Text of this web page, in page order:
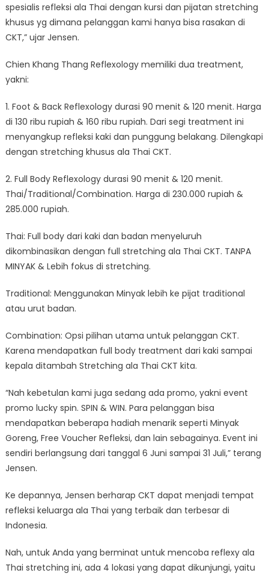
spesialis refleksi ala Thai dengan kursi dan pijatan stretching
khusus yg dimana pelanggan kami hanya bisa rasakan di
CKT,” ujar Jensen.
Chien Khang Thang Reflexology memiliki dua treatment,
yakni:
1. Foot & Back Reflexology durasi 90 menit & 120 menit. Harga
di 130 ribu rupiah & 160 ribu rupiah. Dari segi treatment ini
menyangkup refleksi kaki dan punggung belakang. Dilengkapi
dengan stretching khusus ala Thai CKT.
2. Full Body Reflexology durasi 90 menit & 120 menit.
Thai/Traditional/Combination. Harga di 230.000 rupiah &
285.000 rupiah.
Thai: Full body dari kaki dan badan menyeluruh
dikombinasikan dengan full stretching ala Thai CKT. TANPA
MINYAK & Lebih fokus di stretching.
Traditional: Menggunakan Minyak lebih ke pijat traditional
atau urut badan.
Combination: Opsi pilihan utama untuk pelanggan CKT.
Karena mendapatkan full body treatment dari kaki sampai
kepala ditambah Stretching ala Thai CKT kita.
“Nah kebetulan kami juga sedang ada promo, yakni event
promo lucky spin. SPIN & WIN. Para pelanggan bisa
mendapatkan beberapa hadiah menarik seperti Minyak
Goreng, Free Voucher Refleksi, dan lain sebagainya. Event ini
sendiri berlangsung dari tanggal 6 Juni sampai 31 Juli,” terang
Jensen.
Ke depannya, Jensen berharap CKT dapat menjadi tempat
refleksi keluarga ala Thai yang terbaik dan terbesar di
Indonesia.
Nah, untuk Anda yang berminat untuk mencoba reflexy ala
Thai stretching ini, ada 4 lokasi yang dapat dikunjungi, yaitu